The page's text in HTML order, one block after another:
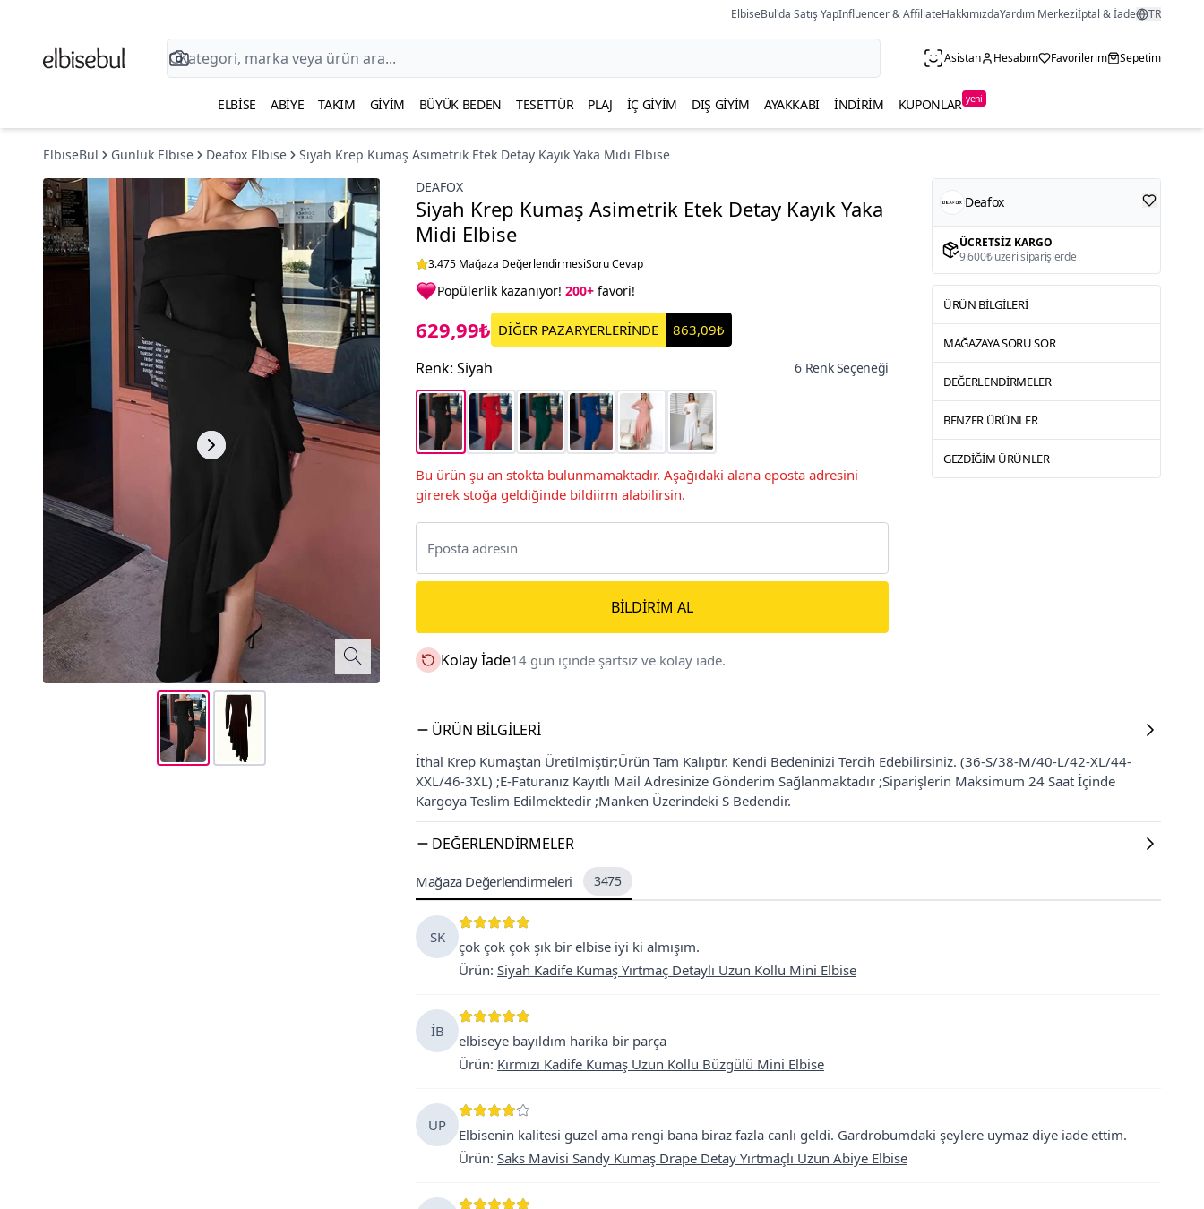
ElbiseBul'da Satış YapInfluencer & AffiliateHakkımızdaYardım Merkeziİptal & İade TR
Asistan Hesabım Favorilerim Sepetim
ELBISE ABIYE TAKIM GIYIM BÜYÜK BEDEN TESETTÜR PLAJ İÇ GIYIM DIŞ GIYIM AYAKKABI İNDIRIM KUPONLAR yeni
ElbiseBul Günlük Elbise Deafox Elbise
Siyah Krep Kumaş Asimetrik Etek Detay Kayık Yaka Midi Elbise
DEAFOX
Siyah Krep Kumaş Asimetrik Etek Detay Kayık Yaka
Midi Elbise
3.475 Mağaza DeğerlendirmesiSoru Cevap
Popülerlik kazanıyor! 200+ favori!
629,99₺ DİĞER PAZARYERLERİNDE 863,09₺
Renk: Siyah 6 Renk Seçeneği
Bu ürün şu an stokta bulunmamaktadır. Aşağıdaki alana eposta adresini
girerek stoğa geldiğinde bildiirm alabilirsin.
BILDIRIM AL
Kolay İade14 gün içinde şartsız ve kolay iade.
Deafox
ÜCRETSIZ KARGO
9.600₺ üzeri siparişlerde
ÜRÜN BILGILERI
MAĞAZAYA SORU SOR
DEĞERLENDIRMELER
BENZER ÜRÜNLER
GEZDIĞIM ÜRÜNLER
ÜRÜN BILGILERI
İthal Krep Kumaştan Üretilmiştir;Ürün Tam Kalıptır. Kendi Bedeninizi Tercih Edebilirsiniz. (36-S/38-M/40-L/42-XL/44-
XXL/46-3XL) ;E-Faturanız Kayıtlı Mail Adresinize Gönderim Sağlanmaktadır ;Siparişlerin Maksimum 24 Saat İçinde
Kargoya Teslim Edilmektedir ;Manken Üzerindeki S Bedendir.
DEĞERLENDIRMELER
Mağaza Değerlendirmeleri 3475
SK
çok çok çok şık bir elbise iyi ki almışım.
Ürün: Siyah Kadife Kumaş Yırtmaç Detaylı Uzun Kollu Mini Elbise
İB
elbiseye bayıldım harika bir parça
Ürün: Kırmızı Kadife Kumaş Uzun Kollu Büzgülü Mini Elbise
UP
Elbisenin kalitesi guzel ama rengi bana biraz fazla canlı geldi. Gardrobumdaki şeylere uymaz diye iade ettim.
Ürün: Saks Mavisi Sandy Kumaş Drape Detay Yırtmaçlı Uzun Abiye Elbise